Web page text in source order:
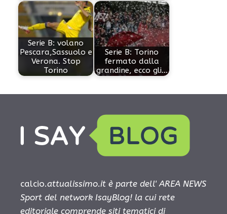
Serie B: volano
Pescara,Sassuolo e
Verona. Stop
Torino
Serie B: Torino
fermato dalla
grandine, ecco gli…
calcio.attualissimo.it è parte dell' AREA NEWS
Sport del network IsayBlog! la cui rete
editoriale comprende siti tematici di